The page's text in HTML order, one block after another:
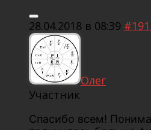
28.04.2018 в 08:39
Олег
Участник
Спасибо всем!